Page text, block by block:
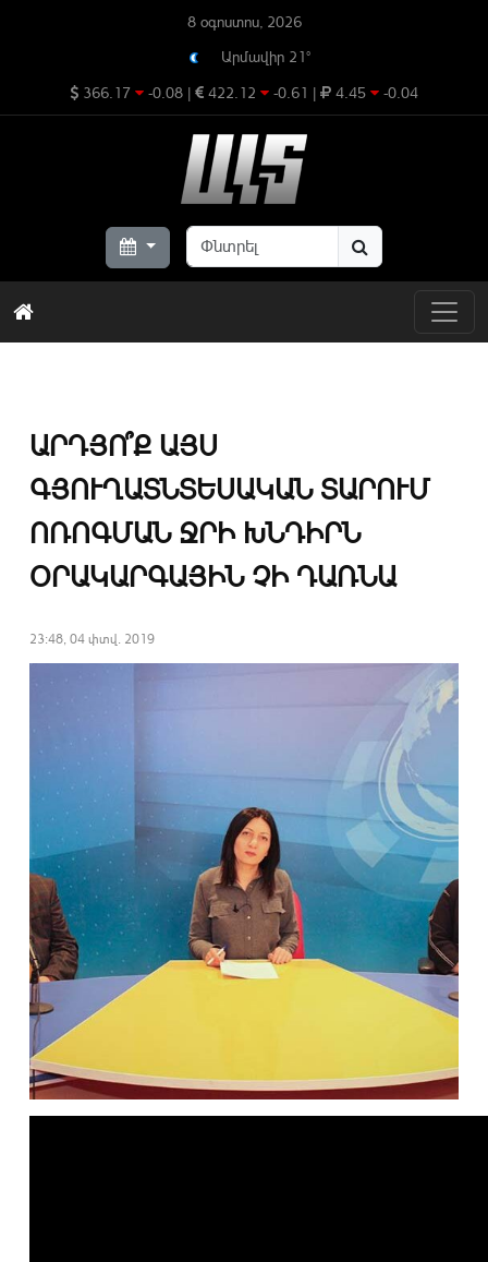
8 օգոստոս, 2026
Արմավիր 21°
366.17 -0.08 | 422.12 -0.61 | 4.45 -0.04
ԱՐԴՅՈ՞Ք ԱՅՍ
ԳՅՈՒՂԱՏՆՏԵՍԱԿԱՆ ՏԱՐՈՒՄ
ՈՌՈԳՄԱՆ ՋՐԻ ԽՆԴԻՐՆ
ՕՐԱԿԱՐԳԱՅԻՆ ՉԻ ԴԱՌՆԱ
23:48, 04 փտվ. 2019